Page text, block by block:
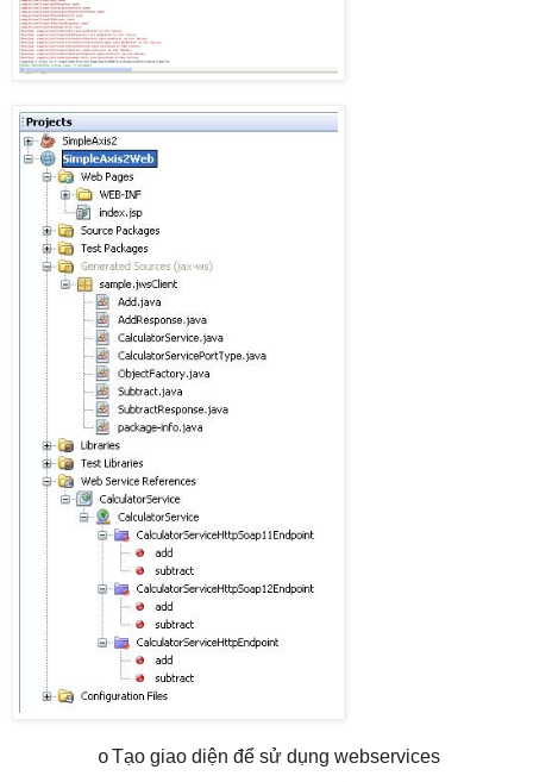
oTạo giao diện để sử dụng webservices